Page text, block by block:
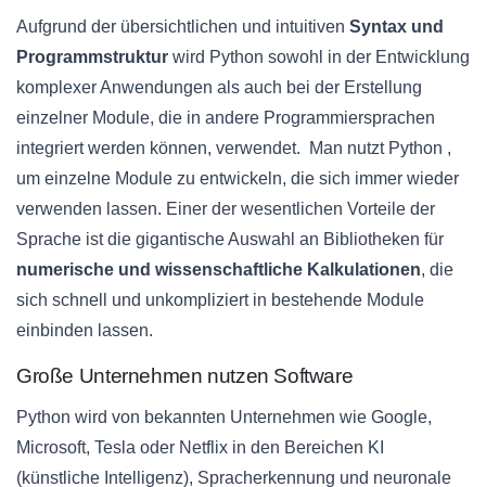
Aufgrund der übersichtlichen und intuitiven Syntax und
Programmstruktur wird Python sowohl in der Entwicklung
komplexer Anwendungen als auch bei der Erstellung
einzelner Module, die in andere Programmiersprachen
integriert werden können, verwendet. Man nutzt Python ,
um einzelne Module zu entwickeln, die sich immer wieder
verwenden lassen. Einer der wesentlichen Vorteile der
Sprache ist die gigantische Auswahl an Bibliotheken für
numerische und wissenschaftliche Kalkulationen, die
sich schnell und unkompliziert in bestehende Module
einbinden lassen.
Große Unternehmen nutzen Software
Python wird von bekannten Unternehmen wie Google,
Microsoft, Tesla oder Netflix in den Bereichen KI
(künstliche Intelligenz), Spracherkennung und neuronale